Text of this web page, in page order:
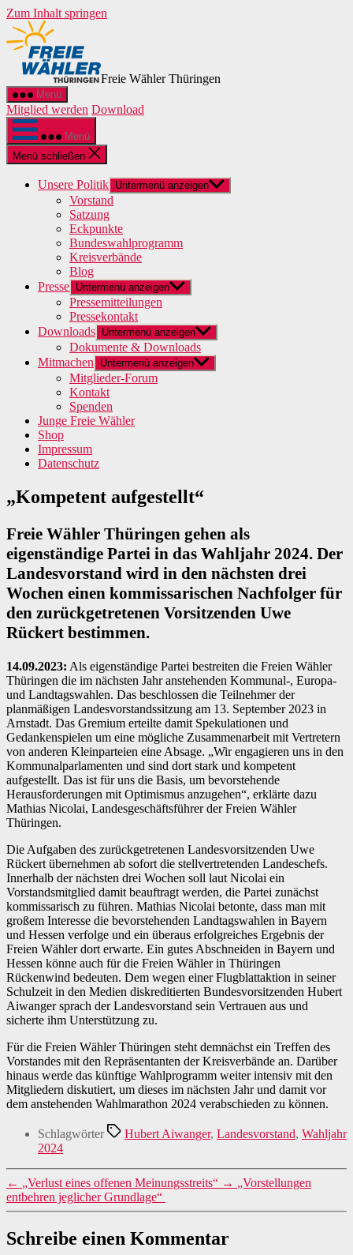
Zum Inhalt springen
Freie Wähler Thüringen
Menü
Mitglied werden Download
Menü
Menü schließen
Unsere Politik Untermenü anzeigen
Vorstand
Satzung
Eckpunkte
Bundeswahlprogramm
Kreisverbände
Blog
Presse Untermenü anzeigen
Pressemitteilungen
Pressekontakt
Downloads Untermenü anzeigen
Dokumente & Downloads
Mitmachen
Untermenü anzeigen
Mitglieder-Forum
Kontakt
Spenden
Junge Freie Wähler
Shop
Impressum
Datenschutz
„Kompetent aufgestellt“
Freie Wähler Thüringen gehen als
eigenständige Partei in das Wahljahr 2024. Der
Landesvorstand wird in den nächsten drei
Wochen einen kommissarischen Nachfolger für
den zurückgetretenen Vorsitzenden Uwe
Rückert bestimmen.
14.09.2023: Als eigenständige Partei bestreiten die Freien Wähler
Thüringen die im nächsten Jahr anstehenden Kommunal-, Europa-
und Landtagswahlen. Das beschlossen die Teilnehmer der
planmäßigen Landesvorstandssitzung am 13. September 2023 in
Arnstadt. Das Gremium erteilte damit Spekulationen und
Gedankenspielen um eine mögliche Zusammenarbeit mit Vertretern
von anderen Kleinparteien eine Absage. „Wir engagieren uns in den
Kommunalparlamenten und sind dort stark und kompetent
aufgestellt. Das ist für uns die Basis, um bevorstehende
Herausforderungen mit Optimismus anzugehen“, erklärte dazu
Mathias Nicolai, Landesgeschäftsführer der Freien Wähler
Thüringen.
Die Aufgaben des zurückgetretenen Landesvorsitzenden Uwe
Rückert übernehmen ab sofort die stellvertretenden Landeschefs.
Innerhalb der nächsten drei Wochen soll laut Nicolai ein
Vorstandsmitglied damit beauftragt werden, die Partei zunächst
kommissarisch zu führen. Mathias Nicolai betonte, dass man mit
großem Interesse die bevorstehenden Landtagswahlen in Bayern
und Hessen verfolge und ein überaus erfolgreiches Ergebnis der
Freien Wähler dort erwarte. Ein gutes Abschneiden in Bayern und
Hessen könne auch für die Freien Wähler in Thüringen
Rückenwind bedeuten. Dem wegen einer Flugblattaktion in seiner
Schulzeit in den Medien diskreditierten Bundesvorsitzenden Hubert
Aiwanger sprach der Landesvorstand sein Vertrauen aus und
sicherte ihm Unterstützung zu.
Für die Freien Wähler Thüringen steht demnächst ein Treffen des
Vorstandes mit den Repräsentanten der Kreisverbände an. Darüber
hinaus werde das künftige Wahlprogramm weiter intensiv mit den
Mitgliedern diskutiert, um dieses im nächsten Jahr und damit vor
dem anstehenden Wahlmarathon 2024 verabschieden zu können.
Schlagwörter Hubert Aiwanger, Landesvorstand, Wahljahr
2024
← „Verlust eines offenen Meinungsstreits“ → „Vorstellungen
entbehren jeglicher Grundlage“
Schreibe einen Kommentar